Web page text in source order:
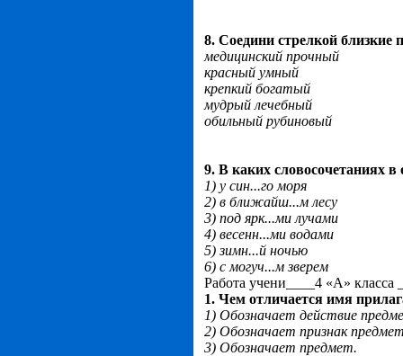
8. Соедини стрелкой
медицинский прочный
красный умный
крепкий богатый
мудрый лечебный
обильный рубиновый
9. В каких словосочетаниях
1) у син...го моря
2) в ближайш...м лесу
3) под ярк...ми лучами
4) весенн...ми водами
5) зимн...й ночью
6) с могуч...м зверем
Работа учени____4 «А» класса
1. Чем отличается имя
1) Обозначает действие
2) Обозначает признак
3) Обозначает предмет.